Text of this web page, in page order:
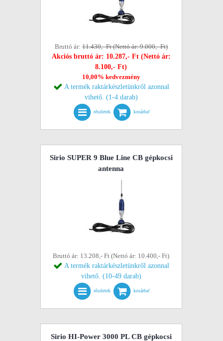
Bruttó ár:11.430,- Ft (Nettó ár: 9.000,- Ft)
Akciós bruttó ár: 10.287,- Ft (Nettó ár:
8.100,- Ft)
10,00% kedvezmény
A termék raktárkészletünkről azonnal
vihető. (1-4 darab)
részletek kosárba!
Sirio SUPER 9 Blue Line CB gépkocsi
antenna
Bruttó ár: 13.208,- Ft (Nettó ár: 10.400,- Ft)
A termék raktárkészletünkről azonnal
vihető. (10-49 darab)
részletek kosárba!
Sirio HI-Power 3000 PL CB gépkocsi